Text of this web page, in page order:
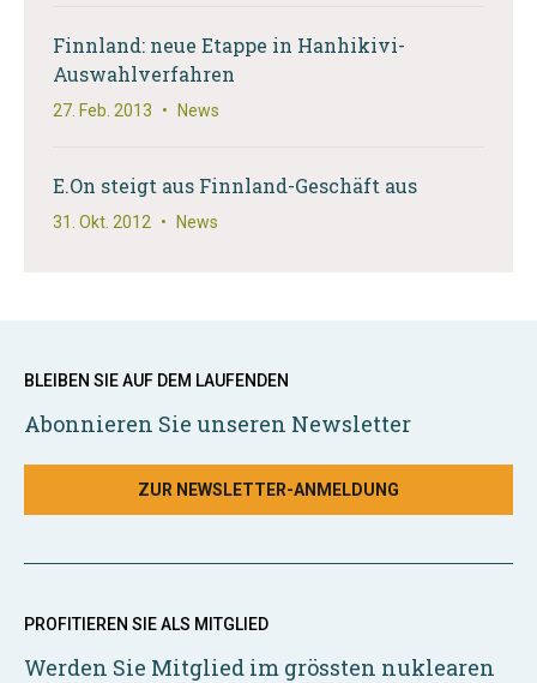
Finnland: neue Etappe in Hanhikivi-
Auswahlverfahren
27. Feb. 2013 • News
E.On steigt aus Finnland-Geschäft aus
31. Okt. 2012 • News
BLEIBEN SIE AUF DEM LAUFENDEN
Abonnieren Sie unseren Newsletter
ZUR NEWSLETTER-ANMELDUNG
PROFITIEREN SIE ALS MITGLIED
Werden Sie Mitglied im grössten nuklearen